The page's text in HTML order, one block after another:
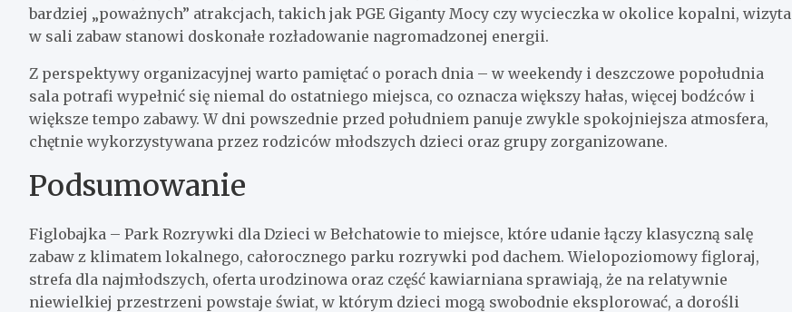
bardziej „poważnych” atrakcjach, takich jak PGE Giganty Mocy czy wycieczka w okolice kopalni, wizyta
w sali zabaw stanowi doskonałe rozładowanie nagromadzonej energii.
Z perspektywy organizacyjnej warto pamiętać o porach dnia – w weekendy i deszczowe popołudnia
sala potrafi wypełnić się niemal do ostatniego miejsca, co oznacza większy hałas, więcej bodźców i
większe tempo zabawy. W dni powszednie przed południem panuje zwykle spokojniejsza atmosfera,
chętnie wykorzystywana przez rodziców młodszych dzieci oraz grupy zorganizowane.
Podsumowanie
Figlobajka – Park Rozrywki dla Dzieci w Bełchatowie to miejsce, które udanie łączy klasyczną salę
zabaw z klimatem lokalnego, całorocznego parku rozrywki pod dachem. Wielopoziomowy figloraj,
strefa dla najmłodszych, oferta urodzinowa oraz część kawiarniana sprawiają, że na relatywnie
niewielkiej przestrzeni powstaje świat, w którym dzieci mogą swobodnie eksplorować, a dorośli